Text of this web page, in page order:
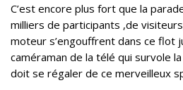
C’est encore plus fort que la
milliers de participants ,de
moteur s’engouffrent dans ce flot
caméraman de la télé qui survole
doit se régaler de ce merveilleux